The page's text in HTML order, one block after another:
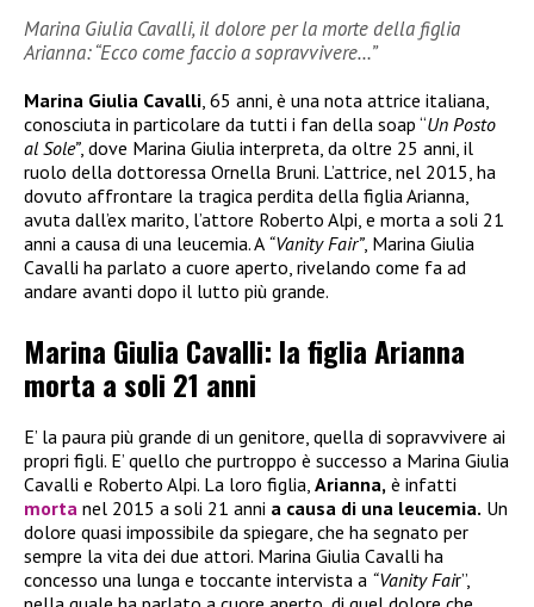
Marina Giulia Cavalli, il dolore per la morte della figlia
Arianna: “Ecco come faccio a sopravvivere…”
Marina Giulia Cavalli , 65 anni, è una nota attrice italiana,
conosciuta in particolare da tutti i fan della soap “Un Posto
al Sole”, dove Marina Giulia interpreta, da oltre 25 anni, il
ruolo della dottoressa Ornella Bruni. L’attrice, nel 2015, ha
dovuto affrontare la tragica perdita della figlia Arianna,
avuta dall’ex marito, l’attore Roberto Alpi, e morta a soli 21
anni a causa di una leucemia. A “Vanity Fair”, Marina Giulia
Cavalli ha parlato a cuore aperto, rivelando come fa ad
andare avanti dopo il lutto più grande.
Marina Giulia Cavalli: la figlia Arianna
morta a soli 21 anni
E’ la paura più grande di un genitore, quella di sopravvivere ai
propri figli. E’ quello che purtroppo è successo a Marina Giulia
Cavalli e Roberto Alpi. La loro figlia, Arianna, è infatti
morta nel 2015 a soli 21 anni a causa di una leucemia. Un
dolore quasi impossibile da spiegare, che ha segnato per
sempre la vita dei due attori. Marina Giulia Cavalli ha
concesso una lunga e toccante intervista a “Vanity Fair”,